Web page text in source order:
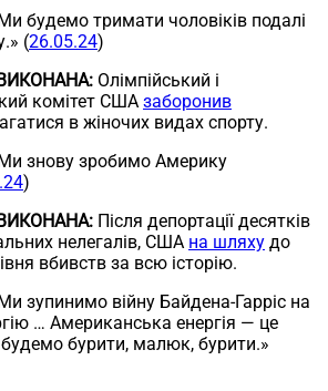
будемо тримати чоловіків подалі
(26.05.24)
Олімпійський і
комітет США заборонив
в жіночих видах спорту.
знову зробимо Америку
)
Після депортації десятків
нелегалів, США на шляху до
вбивств за всю історію.
зупинимо війну Байдена-Гарріс на
… Американська енергія — це
бурити, малюк, бурити.»